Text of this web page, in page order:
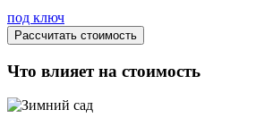
под ключ
Рассчитать стоимость
Что влияет на стоимость